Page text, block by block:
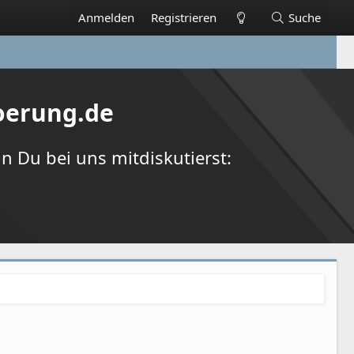
Anmelden Registrieren Suche
Du bei uns mitdiskutierst: